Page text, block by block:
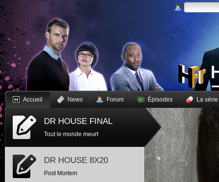
Accueil News Forum Épisodes La série
DR HOUSE FINAL
Tout le monde meurt
DR HOUSE 8X20
Post Mortem